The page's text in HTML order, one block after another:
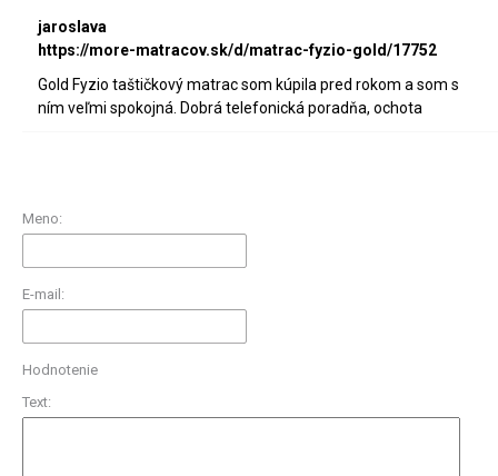
jaroslava
https://more-matracov.sk/d/matrac-fyzio-gold/17752
Gold Fyzio taštičkový matrac som kúpila pred rokom a som s
ním veľmi spokojná. Dobrá telefonická poradňa, ochota
Meno:
E-mail:
Hodnotenie
Text: